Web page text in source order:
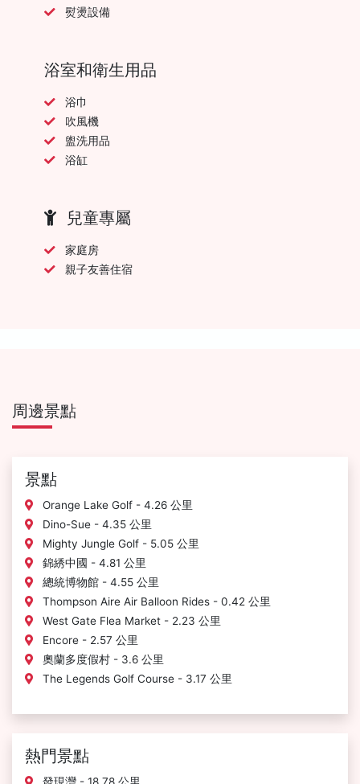
熨燙設備
浴室和衛生用品
浴巾
吹風機
盥洗用品
浴缸
兒童專屬
家庭房
親子友善住宿
周邊景點
景點
Orange Lake Golf - 4.26 公里
Dino-Sue - 4.35 公里
Mighty Jungle Golf - 5.05 公里
錦綉中國 - 4.81 公里
總統博物館 - 4.55 公里
Thompson Aire Air Balloon Rides - 0.42 公里
West Gate Flea Market - 2.23 公里
Encore - 2.57 公里
奧蘭多度假村 - 3.6 公里
The Legends Golf Course - 3.17 公里
熱門景點